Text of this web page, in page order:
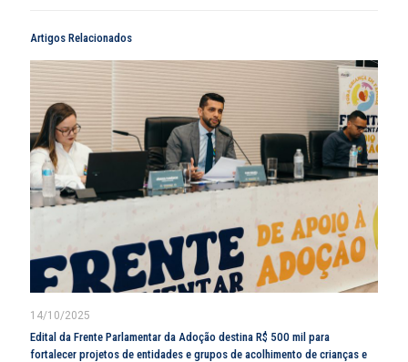
Artigos Relacionados
14/10/2025
Edital da Frente Parlamentar da Adoção destina R$ 500 mil para
fortalecer projetos de entidades e grupos de acolhimento de crianças e